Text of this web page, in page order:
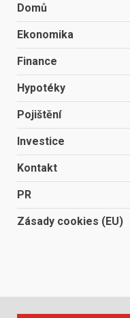
Domů
Ekonomika
Finance
Hypotéky
Pojištění
Investice
Kontakt
PR
Zásady cookies (EU)